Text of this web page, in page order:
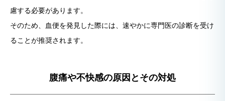
慮する必要があります。
そのため、血便を発見した際には、速やかに専門医の診断を受け
ることが推奨されます。
腹痛や不快感の原因とその対処